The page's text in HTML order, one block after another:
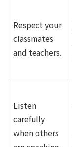
Respect your
classmates
and teachers.
Listen
carefully
when others